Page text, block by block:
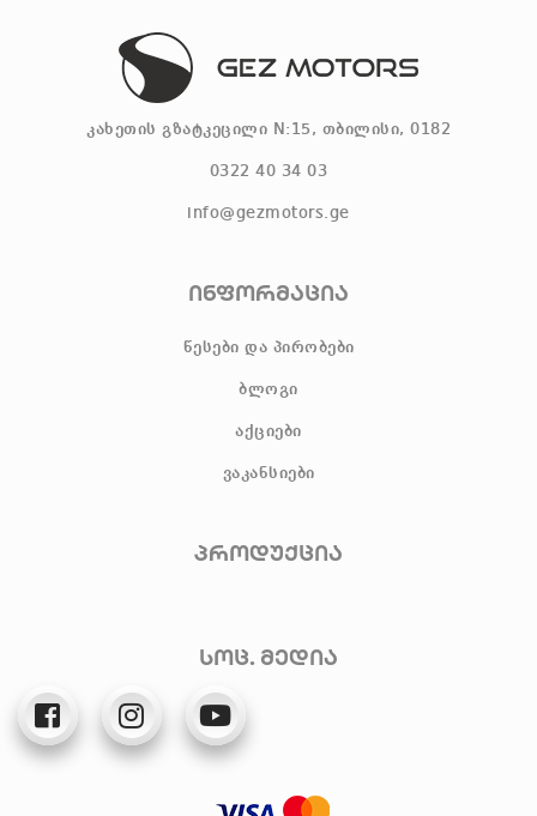
კახეთის გზატკეცილი N:15, თბილისი, 0182
0322 40 34 03
info@gezmotors.ge
ინფორმაცია
წესები და პირობები
ბლოგი
აქციები
ვაკანსიები
პროდუქცია
სოც. მედია